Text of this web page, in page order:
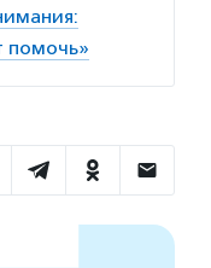
помочь»